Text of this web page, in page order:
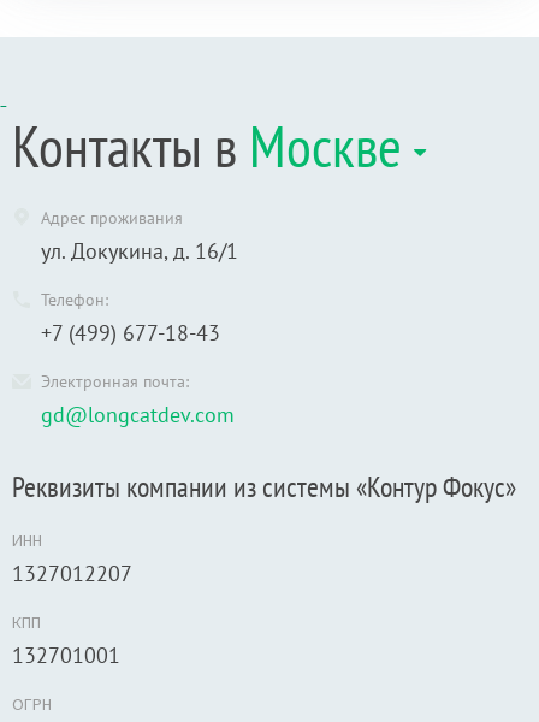
Контакты в Москве
Адрес проживания
ул. Докукина, д. 16/1
Телефон:
+7 (499) 677-18-43
Электронная почта:
gd@longcatdev.com
Реквизиты компании из системы «Контур Фокус»
ИНН
1327012207
КПП
132701001
ОГРН